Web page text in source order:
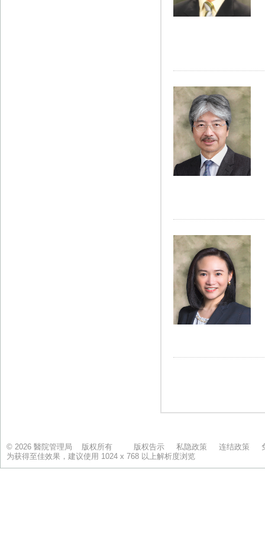
© 2026 醫院管理局 版权所有 版权告示 私隐政策 连结政策
为获得至佳效果，建议使用 1024 x 768 以上解析度浏览